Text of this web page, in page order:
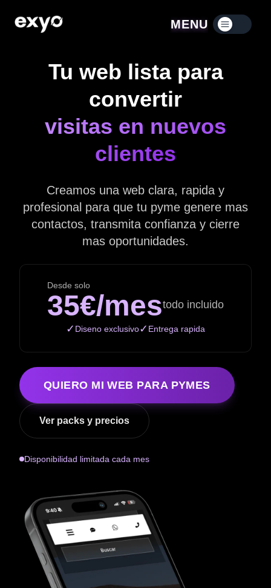
MENU
Menú contraído
Tu web lista para
convertir
visitas en nuevos
clientes
Creamos una web clara, rapida y
profesional para que tu pyme genere mas
contactos, transmita confianza y cierre
mas oportunidades.
Desde solo
35€/mestodo incluido
✓ Diseno exclusivo✓ Entrega rapida
QUIERO MI WEB PARA PYMES
Ver packs y precios
Disponibilidad limitada cada mes